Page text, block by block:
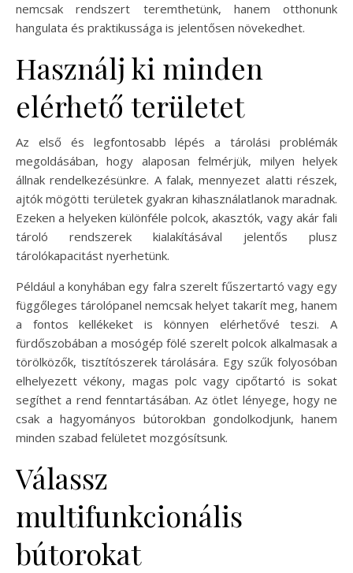
nemcsak rendszert teremthetünk, hanem otthonunk
hangulata és praktikussága is jelentősen növekedhet.
Használj ki minden
elérhető területet
Az első és legfontosabb lépés a tárolási problémák
megoldásában, hogy alaposan felmérjük, milyen helyek
állnak rendelkezésünkre. A falak, mennyezet alatti részek,
ajtók mögötti területek gyakran kihasználatlanok maradnak.
Ezeken a helyeken különféle polcok, akasztók, vagy akár fali
tároló rendszerek kialakításával jelentős plusz
tárolókapacitást nyerhetünk.
Például a konyhában egy falra szerelt fűszertartó vagy egy
függőleges tárolópanel nemcsak helyet takarít meg, hanem
a fontos kellékeket is könnyen elérhetővé teszi. A
fürdőszobában a mosógép fölé szerelt polcok alkalmasak a
törölközők, tisztítószerek tárolására. Egy szűk folyosóban
elhelyezett vékony, magas polc vagy cipőtartó is sokat
segíthet a rend fenntartásában. Az ötlet lényege, hogy ne
csak a hagyományos bútorokban gondolkodjunk, hanem
minden szabad felületet mozgósítsunk.
Válassz
multifunkcionális
bútorokat